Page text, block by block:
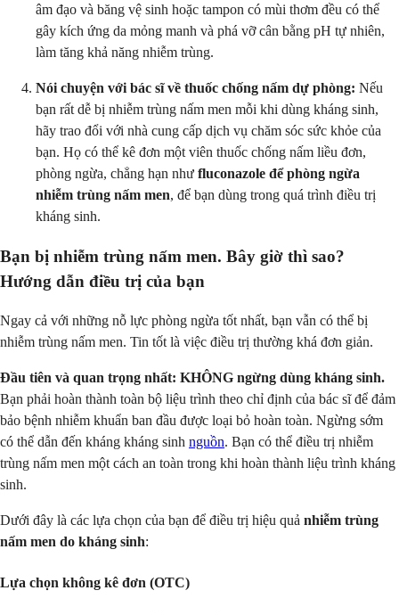
âm đạo và băng vệ sinh hoặc tampon có mùi thơm đều có thể
gây kích ứng da mỏng manh và phá vỡ cân bằng pH tự nhiên,
làm tăng khả năng nhiễm trùng.
Nói chuyện với bác sĩ về thuốc chống nấm dự phòng: Nếu
bạn rất dễ bị nhiễm trùng nấm men mỗi khi dùng kháng sinh,
hãy trao đổi với nhà cung cấp dịch vụ chăm sóc sức khỏe của
bạn. Họ có thể kê đơn một viên thuốc chống nấm liều đơn,
phòng ngừa, chẳng hạn như fluconazole để phòng ngừa
nhiễm trùng nấm men, để bạn dùng trong quá trình điều trị
kháng sinh.
Bạn bị nhiễm trùng nấm men. Bây giờ thì sao?
Hướng dẫn điều trị của bạn
Ngay cả với những nỗ lực phòng ngừa tốt nhất, bạn vẫn có thể bị
nhiễm trùng nấm men. Tin tốt là việc điều trị thường khá đơn giản.
Đầu tiên và quan trọng nhất: KHÔNG ngừng dùng kháng sinh.
Bạn phải hoàn thành toàn bộ liệu trình theo chỉ định của bác sĩ để đảm
bảo bệnh nhiễm khuẩn ban đầu được loại bỏ hoàn toàn. Ngừng sớm
có thể dẫn đến kháng kháng sinh nguồn. Bạn có thể điều trị nhiễm
trùng nấm men một cách an toàn trong khi hoàn thành liệu trình kháng
sinh.
Dưới đây là các lựa chọn của bạn để điều trị hiệu quả nhiễm trùng
nấm men do kháng sinh:
Lựa chọn không kê đơn (OTC)